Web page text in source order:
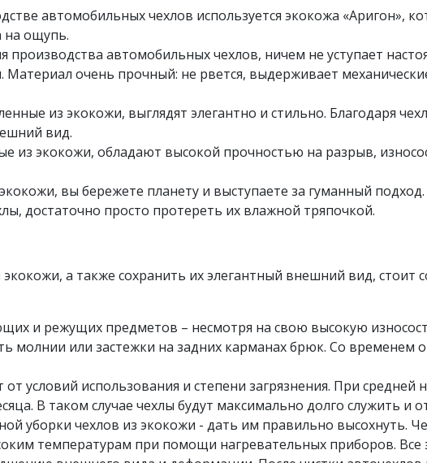
автомобильных чехлов используется экокожа «Аригон»,
на ощупь.
автомобильных чехлов, ничем не уступает
очень прочный: не рвется, выдерживает
из экокожи, выглядят элегантно и стильно. Благодаря
вид.
из экокожи, обладают высокой прочностью на разрыв,
вы бережете планету и выступаете за гуманный подход.
достаточно просто протереть их влажной тряпочкой.
а также сохранить их элегантный внешний вид, стоит
и режущих предметов – несмотря на свою высокую
молнии или застежки на задних карманах брюк. Со временем
условий использования и степени загрязнения. При средней
В таком случае чехлы будут максимально долго служить и
уборки чехлов из экокожи - дать им правильно высохнуть.
температурам при помощи нагревательных приборов. Все